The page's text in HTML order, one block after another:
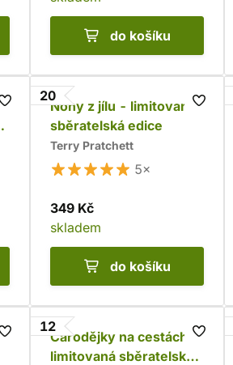
do košíku
20
Nohy z jílu - limitovaná
sběratelská edice
Terry Pratchett
5×
349 Kč
skladem
do košíku
12
Čarodějky na cestách -
limitovaná sběratelská